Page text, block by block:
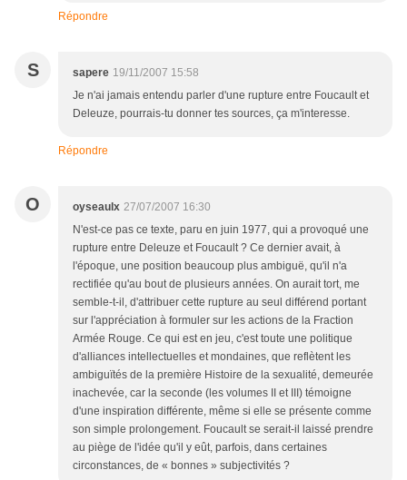
Répondre
S sapere 19/11/2007 15:58
Je n'ai jamais entendu parler d'une rupture entre Foucault et
Deleuze, pourrais-tu donner tes sources, ça m'interesse.
Répondre
O oyseaulx 27/07/2007 16:30
N'est-ce pas ce texte, paru en juin 1977, qui a provoqué une
rupture entre Deleuze et Foucault ? Ce dernier avait, à
l'époque, une position beaucoup plus ambiguë, qu'il n'a
rectifiée qu'au bout de plusieurs années. On aurait tort, me
semble-t-il, d'attribuer cette rupture au seul différend portant
sur l'appréciation à formuler sur les actions de la Fraction
Armée Rouge. Ce qui est en jeu, c'est toute une politique
d'alliances intellectuelles et mondaines, que reflètent les
ambiguïtés de la première Histoire de la sexualité, demeurée
inachevée, car la seconde (les volumes II et III) témoigne
d'une inspiration différente, même si elle se présente comme
son simple prolongement. Foucault se serait-il laissé prendre
au piège de l'idée qu'il y eût, parfois, dans certaines
circonstances, de « bonnes » subjectivités ?